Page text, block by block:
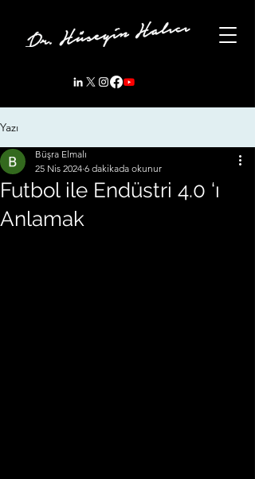
Yazı
Futbol ile Endüstri 4.0 ‘ı
Anlamak
Büşra Elmalı
25 Nis 2024 6 dakikada okunur